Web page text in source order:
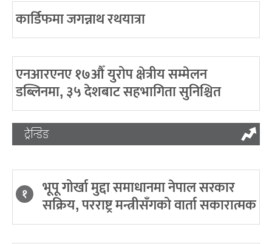
कार्डिफमा जगन्नाथ रथयात्रा
एनआरएनए १७औँ युरोप क्षेत्रीय सम्मेलन
डब्लिनमा, ३५ देशबाट सहभागिता सुनिश्चित
ट्रेन्डिङ
१ भूपू गोर्खा मुद्दा समाधानमा नेपाल सरकार
सक्रिय, परराष्ट्र मन्त्रीसँगको वार्ता सकारात्मक